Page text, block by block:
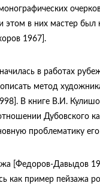
этом в них мастер был
1967].
в работах
метод
В книге В.И.
Дубовского
проблематику его
[Федоров-Давыдов
как пример пейзажа